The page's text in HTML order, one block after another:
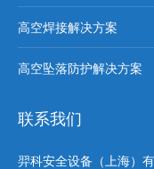
高空焊接解决方案
高空坠落防护解决方案
联系我们
羿科安全设备（上海）